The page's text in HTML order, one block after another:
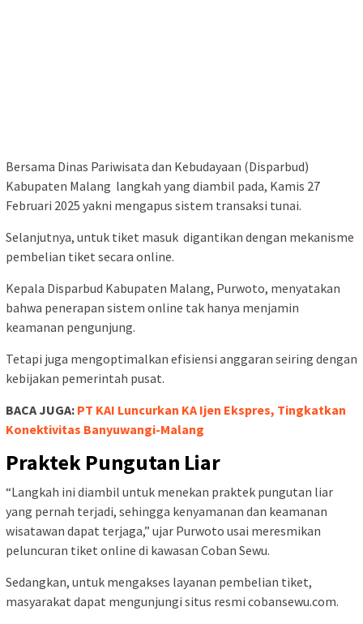
Bersama Dinas Pariwisata dan Kebudayaan (Disparbud)
Kabupaten Malang langkah yang diambil pada, Kamis 27
Februari 2025 yakni mengapus sistem transaksi tunai.
Selanjutnya, untuk tiket masuk digantikan dengan mekanisme
pembelian tiket secara online.
Kepala Disparbud Kabupaten Malang, Purwoto, menyatakan
bahwa penerapan sistem online tak hanya menjamin
keamanan pengunjung.
Tetapi juga mengoptimalkan efisiensi anggaran seiring dengan
kebijakan pemerintah pusat.
BACA JUGA: PT KAI Luncurkan KA Ijen Ekspres, Tingkatkan
Konektivitas Banyuwangi-Malang
Praktek Pungutan Liar
“Langkah ini diambil untuk menekan praktek pungutan liar
yang pernah terjadi, sehingga kenyamanan dan keamanan
wisatawan dapat terjaga,” ujar Purwoto usai meresmikan
peluncuran tiket online di kawasan Coban Sewu.
Sedangkan, untuk mengakses layanan pembelian tiket,
masyarakat dapat mengunjungi situs resmi cobansewu.com.